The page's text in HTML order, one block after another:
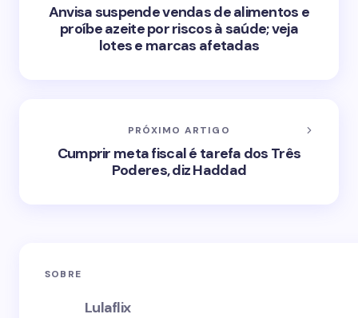
Anvisa suspende vendas de alimentos e
proíbe azeite por riscos à saúde; veja
lotes e marcas afetadas
PRÓXIMO ARTIGO
Cumprir meta fiscal é tarefa dos Três
Poderes, diz Haddad
SOBRE
Lulaflix